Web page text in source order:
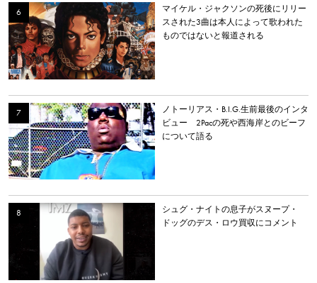
マイケル・ジャクソンの死後にリリー
スされた3曲は本人によって歌われた
ものではないと報道される
ノトーリアス・B.I.G.生前最後のインタ
ビュー 2Pacの死や西海岸とのビーフ
について語る
シュグ・ナイトの息子がスヌープ・
ドッグのデス・ロウ買収にコメント